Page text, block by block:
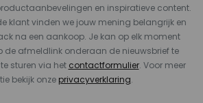
en inspiratieve content.
klant vinden we jouw mening belangrijk en
na een aankoop. Je kan op elk moment
de afmeldlink onderaan de nieuwsbrief te
sturen via het contactformulier. Voor meer
bekijk onze privacyverklaring.